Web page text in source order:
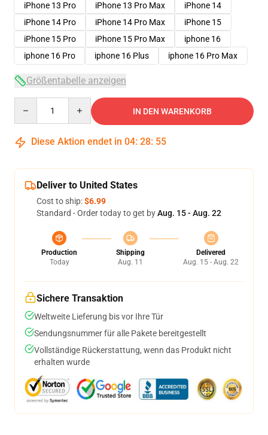
iPhone 13 Pro
iPhone 13 Pro Max
iPhone 14
iPhone 14 Pro
iPhone 14 Pro Max
iPhone 15
iPhone 15 Pro
iPhone 15 Pro Max
iphone 16
iphone 16 Pro
iphone 16 Plus iphone 16 Pro Max
Größentabelle anzeigen
IN DEN WARENKORB
Diese Aktion endet in 04: 28: 54
Deliver to United States
Cost to ship:$6.99
Standard - Order today to get byAug. 15 - Aug. 22
Production
Today
Shipping
Aug. 11
Delivered
Aug. 15 - Aug. 22
Sichere Transaktion
Weltweite Lieferung bis vor Ihre Tür
Sendungsnummer für alle Pakete bereitgestellt
Vollständige Rückerstattung, wenn das Produkt nicht
erhalten wurde